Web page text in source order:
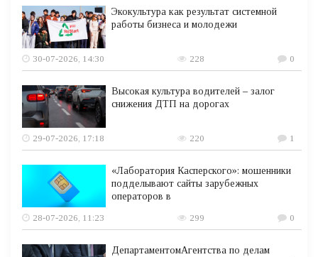
Экокультура как результат системной
работы бизнеса и молодежи
30-07-2026, 14:30 228 0
Высокая культура водителей – залог
снижения ДТП на дорогах
29-07-2026, 17:18 220 1
«Лаборатория Касперского»: мошенники
подделывают сайты зарубежных
операторов в
28-07-2026, 11:23
299 0
ДепартаментомАгентства по делам